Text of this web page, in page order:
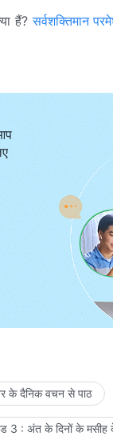
हैं?सर्वशक्तिमान
के दैनिक वचन से पाठ
3 : अंत के दिनों के मसीह